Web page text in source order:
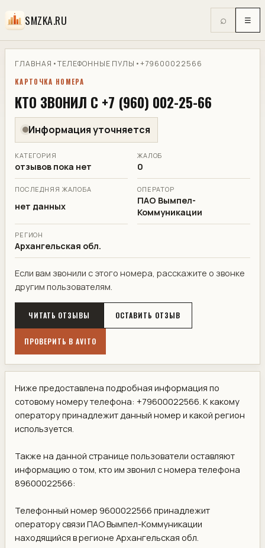
SMZKA.RU ⌕ ☰
ГЛАВНАЯ •ТЕЛЕФОННЫЕ ПУЛЫ •+79600022566
КАРТОЧКА НОМЕРА
КТО ЗВОНИЛ С +7 (960) 002-25-66
Информация уточняется
КАТЕГОРИЯ
отзывов пока нет
ЖАЛОБ
0
ПОСЛЕДНЯЯ ЖАЛОБА
нет данных
ОПЕРАТОР
ПАО Вымпел-
Коммуникации
РЕГИОН
Архангельская обл.
Если вам звонили с этого номера, расскажите о звонке
другим пользователям.
ЧИТАТЬ ОТЗЫВЫ ОСТАВИТЬ ОТЗЫВ
ПРОВЕРИТЬ В AVITO
Ниже предоставлена подробная информация по
сотовому номеру телефона: +79600022566. К какому
оператору принадлежит данный номер и какой регион
используется.
Также на данной странице пользователи оставляют
информацию о том, кто им звонил с номера телефона
89600022566:
Телефонный номер 9600022566 принадлежит
оператору связи ПАО Вымпел-Коммуникации
находящийся в регионе Архангельская обл.